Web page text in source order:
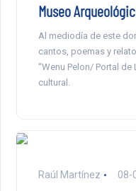
Museo
Al mediodía de este
cantos, poemas y
“Wenu Pelon/ Portal
cultural.
Raúl Martínez 08-